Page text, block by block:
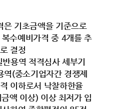
은 기초금액을 기준으로
수예비가격 중 4개를 추
결정
용역 적격심사 세부기
(중소기업자간 경쟁제
이하로서 낙찰하한율
액 이상) 이상 최저가 입